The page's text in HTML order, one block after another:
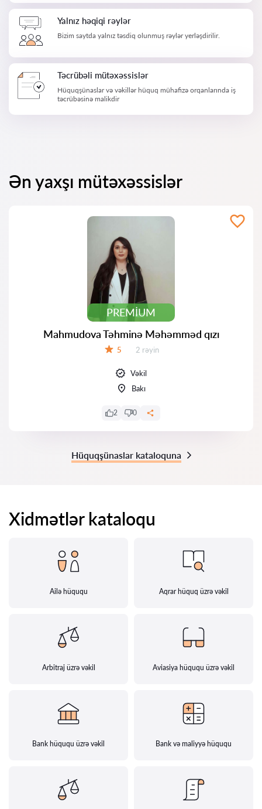
Yalnız həqiqi rəylər
Bizim saytda yalnız təsdiq olunmuş rəylər yerləşdirilir.
Təcrübəli mütəxəssislər
Hüquqşünaslar və vəkillər hüquq mühafizə orqanlarında iş
təcrübəsinə malikdir
Ən yaxşı mütəxəssislər
PREMIUM
Mahmudova Təhminə Məhəmməd qızı
5 Rəylər:
2 rəyin
Vəkil
Bakı
2 0
Hüquqşünaslar kataloquna
Xidmətlər kataloqu
Ailə hüququ Aqrar hüquq üzrə vəkil
Arbitraj üzrə vəkil Aviasiya hüququ üzrə vəkil
Bank hüququ üzrə vəkil Bank və maliyyə hüququ